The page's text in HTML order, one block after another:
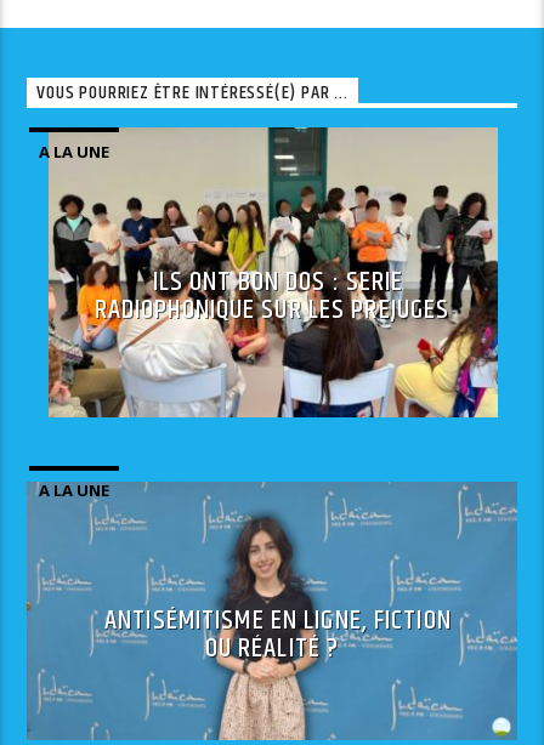
VOUS POURRIEZ ÊTRE INTÉRESSÉ(E) PAR ...
A LA UNE
ILS ONT BON DOS : SERIE
RADIOPHONIQUE SUR LES PREJUGES
A LA UNE
ANTISÉMITISME EN LIGNE, FICTION
OU RÉALITÉ ?